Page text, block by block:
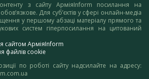
з сайту АрміяInform посилання на
обов’язкове. Для суб’єктів у сфері онлайн-медіа
у першому абзаці матеріалу прямого та
систем гіперпосилання на цитований
сайтом АрміяInform
файлів cookie
по роботі сайту надсилайте на адресу: